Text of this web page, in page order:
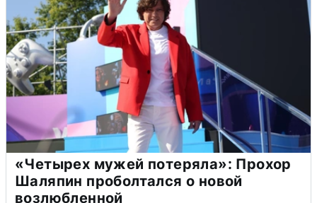
«Четырех мужей потеряла»: Прохор
Шаляпин проболтался о новой
возлюбленной